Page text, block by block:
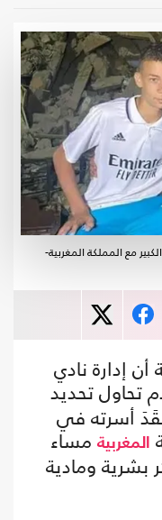
مع المملكة المغربية-
إدارة نادي
تحاول تحديد
أسرته في
المغربية مساء
بشرية ومادية